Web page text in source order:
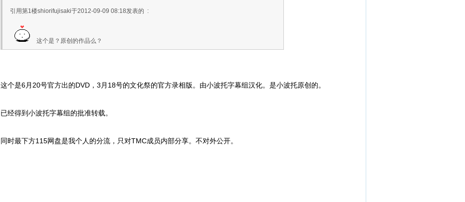
引用第1楼shiorifujisaki于2012-09-09 08:18发表的 :
这个是？原创的作品么？
这个是6月20号官方出的DVD，3月18号的文化祭的官方录相版。由小波托字幕组汉化。是小波托原创的。
已经得到小波托字幕组的批准转载。
同时最下方115网盘是我个人的分流，只对TMC成员内部分享。不对外公开。